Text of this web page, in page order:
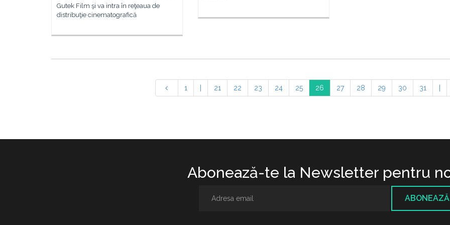
Gutek Film şi va intra în reţeaua de
distribuţie cinematografică
1 21 22 23 24 25 26 27 28 29 30 31
Abonează-te la Newsletter pentru